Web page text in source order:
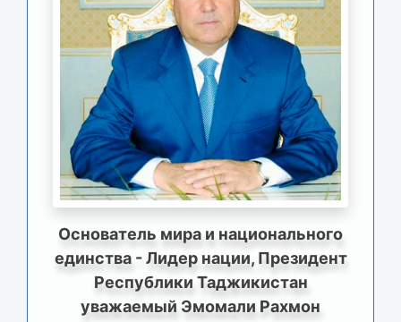
Основатель мира и национального
единства - Лидер нации, Президент
Республики Таджикистан
уважаемый Эмомали Рахмон